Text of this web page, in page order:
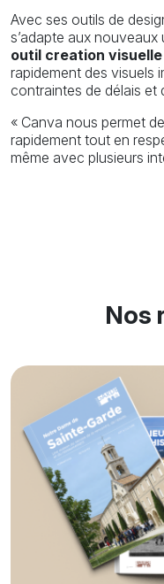
Avec ses outils de
s’adapte aux
outil creation
rapidement des visuels
contraintes de délais et
« Canva nous permet
rapidement tout en
même avec plusieurs
Nos